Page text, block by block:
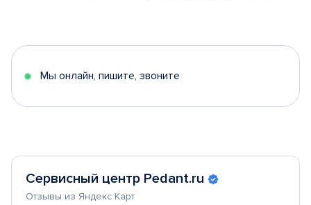
5
Мы онлайн, пишите, звоните
Сервисный центр Pedant.ru
Отзывы из Яндекс Карт